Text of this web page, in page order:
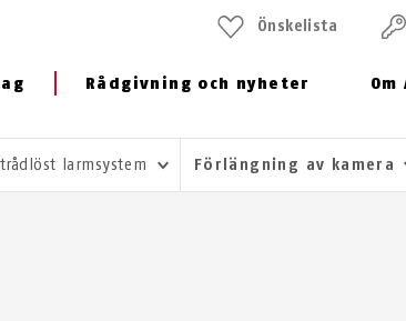
Rådgivning och nyheter Om
Önskelista
larmsystem Förlängning av kamera